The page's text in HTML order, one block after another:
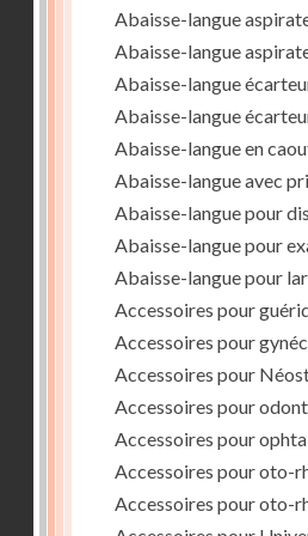
Abaisse-langue
Abaisse-langue
Abaisse-langue
Abaisse-langue
Abaisse-langue en
Abaisse-langue avec
Abaisse-langue pour
Abaisse-langue pour
Abaisse-langue pour
Accessoires pour
Accessoires pour
Accessoires pour
Accessoires pour
Accessoires pour
Accessoires pour oto-
Accessoires pour oto-